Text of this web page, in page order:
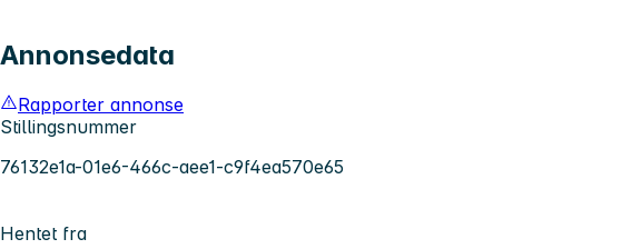
Annonsedata
Rapporter annonse
Stillingsnummer
76132e1a-01e6-466c-aee1-c9f4ea570e65
Hentet fra